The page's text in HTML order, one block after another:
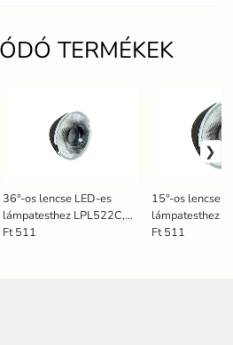
TERMÉKEK
36°-os lencse LED-es
lámpatesthez LPL522C,
LPL522CB - L51036
Ft 511
15°-os lencse
lámpatesthez
LPL523CB -
Ft 511